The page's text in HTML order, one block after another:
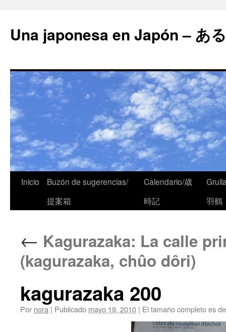
Una japonesa en Japón – あ
Inicio
Buzón de sugerencias/
提案箱
Calendario/歳
時記
羽鶴
← Kagurazaka: La calle
(kagurazaka, chûo dôri)
kagurazaka 200
Por nora | Publicado mayo 19, 2010 | El tamaño completo es